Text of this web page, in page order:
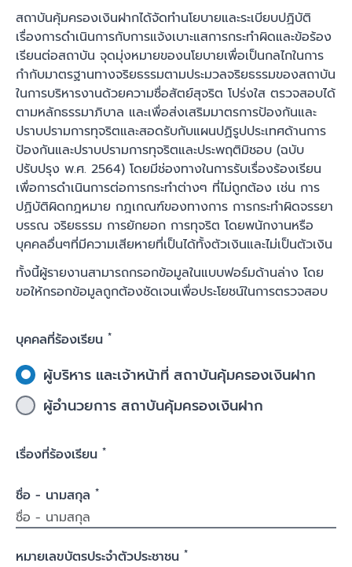
สถาบันคุ้มครองเงินฝากได้จัดทำนโยบายและระเบียบปฏิบัติ
เรื่องการดำเนินการกับการแจ้งเบาะแสการกระทำผิดและข้อร้อง
เรียนต่อสถาบัน จุดมุ่งหมายของนโยบายเพื่อเป็นกลไกในการ
กำกับมาตรฐานทางจริยธรรมตามประมวลจริยธรรมของสถาบัน
ในการบริหารงานด้วยความซื่อสัตย์สุจริต โปร่งใส ตรวจสอบได้
ตามหลักธรรมาภิบาล และเพื่อส่งเสริมมาตรการป้องกันและ
ปราบปรามการทุจริตและสอดรับกับแผนปฏิรูปประเทศด้านการ
ป้องกันและปราบปรามการทุจริตและประพฤติมิชอบ (ฉบับ
ปรับปรุง พ.ศ. 2564) โดยมีช่องทางในการรับเรื่องร้องเรียน
เพื่อการดำเนินการต่อการกระทำต่างๆ ที่ไม่ถูกต้อง เช่น การ
ปฏิบัติผิดกฎหมาย กฎเกณฑ์ของทางการ การกระทำผิดจรรยา
บรรณ จริยธรรม การยักยอก การทุจริต โดยพนักงานหรือ
บุคคลอื่นๆที่มีความเสียหายที่เป็นได้ทั้งตัวเงินและไม่เป็นตัวเงิน
ทั้งนี้ผู้รายงานสามารถกรอกข้อมูลในแบบฟอร์มด้านล่าง โดย
ขอให้กรอกข้อมูลถูกต้องชัดเจนเพื่อประโยชน์ในการตรวจสอบ
บุคคลที่ร้องเรียน *
ผู้บริหาร และเจ้าหน้าที่ สถาบันคุ้มครองเงินฝาก
ผู้อำนวยการ สถาบันคุ้มครองเงินฝาก
เรื่องที่ร้องเรียน *
ชื่อ - นามสกุล *
หมายเลขบัตรประจำตัวประชาชน *